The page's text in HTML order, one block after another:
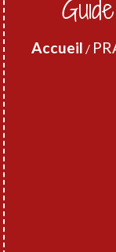
Accueil /